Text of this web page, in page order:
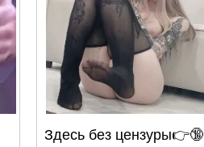
Здесь без цензуры👉🔞